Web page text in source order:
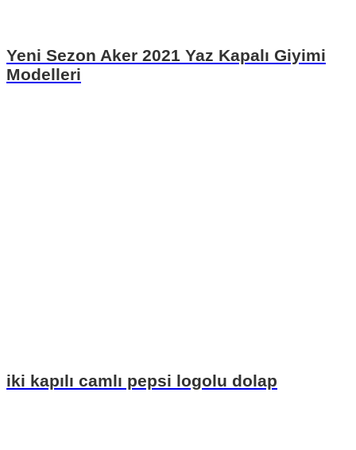
Yeni Sezon Aker 2021 Yaz Kapalı Giyimi
Modelleri
iki kapılı camlı pepsi logolu dolap